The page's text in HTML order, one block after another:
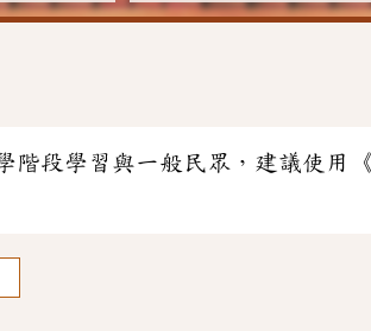
階段學習與一般民眾，建議使用《